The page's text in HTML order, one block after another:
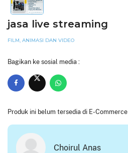
jasa live streaming
FILM, ANIMASI DAN VIDEO
Bagikan ke sosial media :
Produk ini belum tersedia di E-Commerce
Choirul Anas